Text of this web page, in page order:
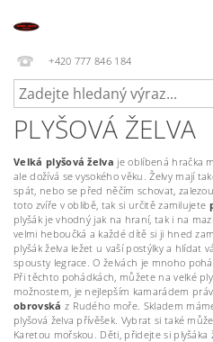
+420 777 846 184
PLYŠOVÁ ŽELVA
Velká plyšová želva je oblíbená hračka
ale dožívá se vysokého věku. Želvy mají
spát, nebo se před něčím schovat,
toto zvíře v oblibě, tak si určitě zamilujete
plyšák je vhodný jak na hraní, tak i na
velmi heboučká a každé dítě si ji hned
plyšák želva ležet u vaší postýlky a hlídat
spousty legrace. O želvách je mnoho
Při těchto pohádkách, můžete na velké
možnostem, je nejlepším kamarádem
obrovská z Rudého moře. Skladem
plyšová želva přívěšek. Vybrat si také
Karetou mořskou. Děti, přidejte si